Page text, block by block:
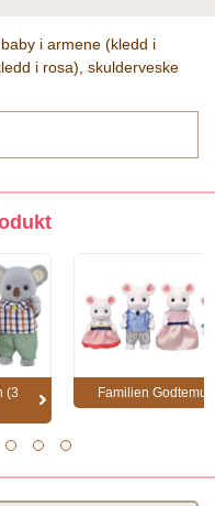
i armene (kledd i
i rosa), skulderveske
(3
Familien Godtemus